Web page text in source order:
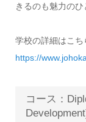
きるのも魅力のひ
学校の詳細はこ
https://
コース：